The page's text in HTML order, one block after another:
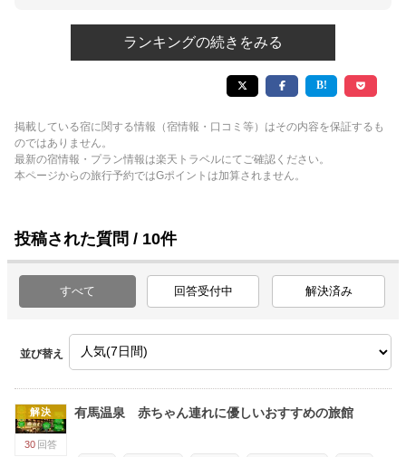
ランキングの続きをみる
掲載している宿に関する情報（宿情報・口コミ等）はその内容を保証するも
のではありません。
最新の宿情報・プラン情報は楽天トラベルにてご確認ください。
本ページからの旅行予約ではGポイントは加算されません。
投稿された質問 / 10件
すべて 回答受付中 解決済み
並び替え
解決
30 回答
有馬温泉 赤ちゃん連れに優しいおすすめの旅館